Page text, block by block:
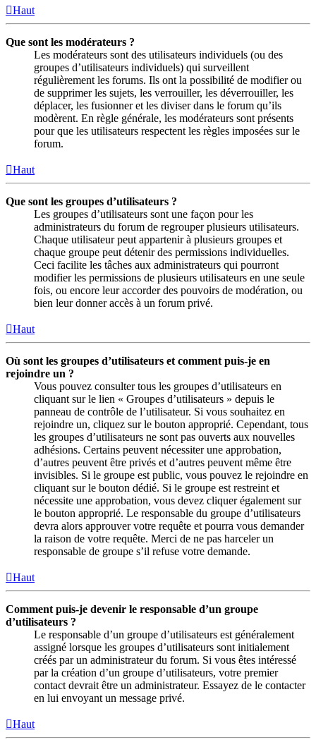
Haut
Que sont les modérateurs ?
Les modérateurs sont des utilisateurs individuels (ou des
groupes d’utilisateurs individuels) qui surveillent
régulièrement les forums. Ils ont la possibilité de modifier ou
de supprimer les sujets, les verrouiller, les déverrouiller, les
déplacer, les fusionner et les diviser dans le forum qu’ils
modèrent. En règle générale, les modérateurs sont présents
pour que les utilisateurs respectent les règles imposées sur le
forum.
Haut
Que sont les groupes d’utilisateurs ?
Les groupes d’utilisateurs sont une façon pour les
administrateurs du forum de regrouper plusieurs utilisateurs.
Chaque utilisateur peut appartenir à plusieurs groupes et
chaque groupe peut détenir des permissions individuelles.
Ceci facilite les tâches aux administrateurs qui pourront
modifier les permissions de plusieurs utilisateurs en une seule
fois, ou encore leur accorder des pouvoirs de modération, ou
bien leur donner accès à un forum privé.
Haut
Où sont les groupes d’utilisateurs et comment puis-je en
rejoindre un ?
Vous pouvez consulter tous les groupes d’utilisateurs en
cliquant sur le lien « Groupes d’utilisateurs » depuis le
panneau de contrôle de l’utilisateur. Si vous souhaitez en
rejoindre un, cliquez sur le bouton approprié. Cependant, tous
les groupes d’utilisateurs ne sont pas ouverts aux nouvelles
adhésions. Certains peuvent nécessiter une approbation,
d’autres peuvent être privés et d’autres peuvent même être
invisibles. Si le groupe est public, vous pouvez le rejoindre en
cliquant sur le bouton dédié. Si le groupe est restreint et
nécessite une approbation, vous devez cliquer également sur
le bouton approprié. Le responsable du groupe d’utilisateurs
devra alors approuver votre requête et pourra vous demander
la raison de votre requête. Merci de ne pas harceler un
responsable de groupe s’il refuse votre demande.
Haut
Comment puis-je devenir le responsable d’un groupe
d’utilisateurs ?
Le responsable d’un groupe d’utilisateurs est généralement
assigné lorsque les groupes d’utilisateurs sont initialement
créés par un administrateur du forum. Si vous êtes intéressé
par la création d’un groupe d’utilisateurs, votre premier
contact devrait être un administrateur. Essayez de le contacter
en lui envoyant un message privé.
Haut